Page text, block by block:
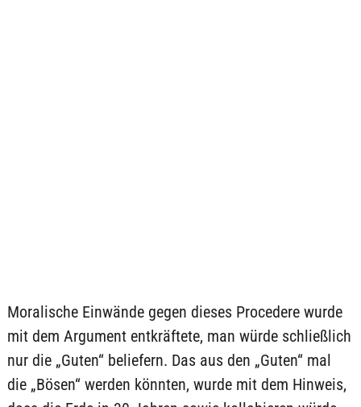
Moralische Einwände gegen dieses Procedere wurde
mit dem Argument entkräftete, man würde schließlich
nur die „Guten“ beliefern. Das aus den „Guten“ mal
die „Bösen“ werden könnten, wurde mit dem Hinweis,